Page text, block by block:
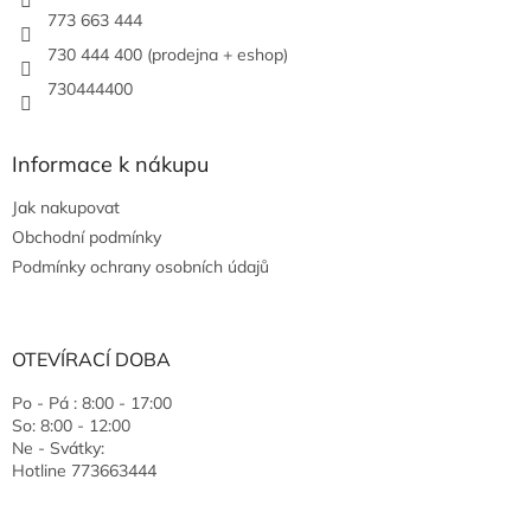
773 663 444
730 444 400 (prodejna + eshop)
730444400
Informace k nákupu
Jak nakupovat
Obchodní podmínky
Podmínky ochrany osobních údajů
OTEVÍRACÍ DOBA
Po - Pá : 8:00 - 17:00
So: 8:00 - 12:00
Ne - Svátky:
Hotline 773663444